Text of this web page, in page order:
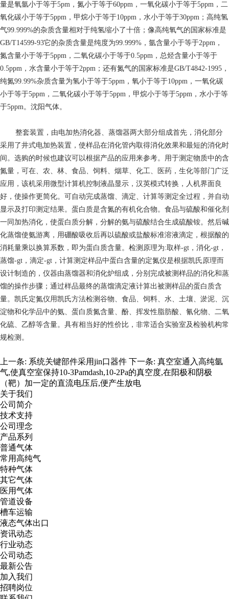
量是氧氩小于等于5pm，氮小于等于60ppm，一氧化碳小于等于5ppm，二
氧化碳小于等于5ppm，甲烷小于等于10ppm，水小于等于30ppm；高纯氢
气99.999%的杂质含量相对于纯氢缩小了十倍；像高纯氧气的国家标准是
GB/T14599-93它的杂质含量是纯度为99.999%，氩含量小于等于2ppm，
氮含量小于等于5ppm，二氧化碳小于等于0.5ppm，总烃含量小于等于
0.5ppm，水含量小于等于2ppm；还有氮气的国家标准是GB/T4842-1995，
纯氮99.99%杂质含量为氢小于等于5ppm，氧小于等于10ppm，一氧化碳
小于等于5ppm，二氧化碳小于等于5ppm，甲烷小于等于5ppm，水小于等
于5ppm。沈阳气体。
整套装置，由电加热消化器、蒸馏器两大部分组成首先，消化部分
采用了井式电加热装置，使样品在消化管内取得消化效果和最短的消化时
间。选购的时候也建议可以根据产品的应用来参考。用于测定物质中的含
氮量，可在、农、林、食品、饲料、烟草、化工、医药，生化等部门广泛
应用，该机采用微型计算机控制液晶显示，汉英模式转换，人机界面良
好，使操作更简化。可自动完成蒸馏、滴定、计算等测定全过程，并自动
显示及打印测定结果。蛋白质是含氮的有机化合物。食品与硫酸和催化剂
一同加热消化，使蛋白质分解，分解的氨与硫酸结合生成硫酸铵。然后碱
化蒸馏使氨游离，用硼酸吸收后再以硫酸或盐酸标准溶液滴定，根据酸的
消耗量乘以换算系数，即为蛋白质含量。检测原理为:取样-gt，消化-gt，
蒸馏-gt，滴定-gt，计算测定样品中蛋白含量的定氮仪是根据凯氏原理而
设计制造的，仪器由蒸馏器和消化炉组成，分别完成被测样品的消化和蒸
馏的操作步骤；通过样品最终的蒸馏滴定液计算出被测样品的蛋白质含
量。凯氏定氮仪用凯氏方法检测谷物、食品、饲料、水、土壤、淤泥、沉
淀物和化学品中的氨、蛋白质氮含量、酚、挥发性脂肪酸、氰化物、二氧
化硫、乙醇等含量。具有相当好的性价比，非常适合实验室及检验机构常
规检测。
上一条: 系统关键部件采用jin口器件 下一条: 真空室通入高纯氩
气,使真空室保持10-3Pamdash,10-2Pa的真空度,在阳极和阴极
（靶）加一定的直流电压后,便产生放电
关于我们
公司简介
技术支持
公司理念
产品系列
普通气体
常用高纯气
特种气体
其它气体
医用气体
管道设备
槽车运输
液态气体出口
资讯动态
行业动态
公司动态
最新公告
加入我们
招聘岗位